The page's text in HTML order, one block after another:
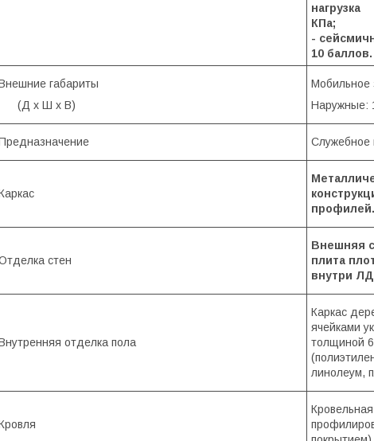
КПа;
-
10 баллов.
габариты
х Ш х В)
Мобильное
Наружные:
Служебное
профилей.
стен
Внешняя
плита
внутри
отделка пола
Каркас
ячейками
толщиной
линолеум,